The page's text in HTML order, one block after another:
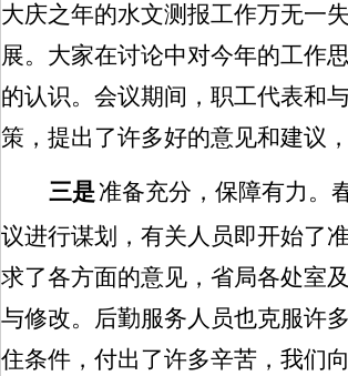
大庆之年的水文测报工作万无一
展。大家在讨论中对今年的工作
的认识。会议期间，职工代表和
策，提出了许多好的意见和建议
三是准备充分，保障有力。
议进行谋划，有关人员即开始了
求了各方面的意见，省局各处室
与修改。后勤服务人员也克服许
住条件，付出了许多辛苦，我们